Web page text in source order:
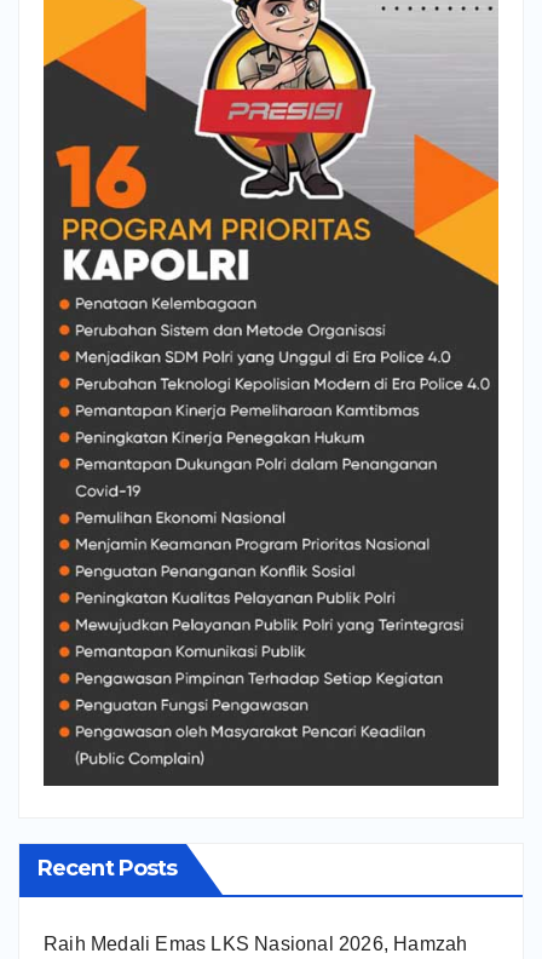
Recent Posts
Raih Medali Emas LKS Nasional 2026, Hamzah